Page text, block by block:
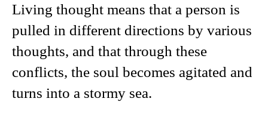
Living thought means that a person is
pulled in different directions by various
thoughts, and that through these
conflicts, the soul becomes agitated and
turns into a stormy sea.